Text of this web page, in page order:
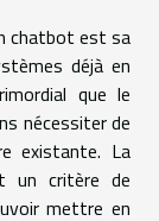
chatbot est sa
déjà en
que le
nécessiter de
existante. La
un critère de
mettre en